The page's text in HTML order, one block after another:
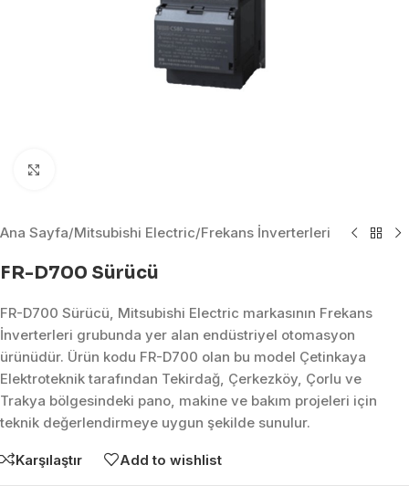
Ana Sayfa/Mitsubishi Electric/Frekans İnverterleri
FR-D700 Sürücü
FR-D700 Sürücü, Mitsubishi Electric markasının Frekans
İnverterleri grubunda yer alan endüstriyel otomasyon
ürünüdür. Ürün kodu FR-D700 olan bu model Çetinkaya
Elektroteknik tarafından Tekirdağ, Çerkezköy, Çorlu ve
Trakya bölgesindeki pano, makine ve bakım projeleri için
teknik değerlendirmeye uygun şekilde sunulur.
Karşılaştır Add to wishlist